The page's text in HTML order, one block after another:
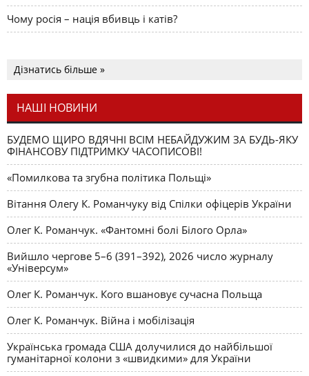
Чому росія – нація вбивць і катів?
Дізнатись більше »
НАШІ НОВИНИ
БУДЕМО ЩИРО ВДЯЧНІ ВСІМ НЕБАЙДУЖИМ ЗА БУДЬ-ЯКУ
ФІНАНСОВУ ПІДТРИМКУ ЧАСОПИСОВІ!
«Помилкова та згубна політика Польщі»
Вітання Олегу К. Романчуку від Спілки офіцерів України
Олег К. Романчук. «Фантомні болі Білого Орла»
Вийшло чергове 5–6 (391–392), 2026 число журналу
«Універсум»
Олег К. Романчук. Кого вшановує сучасна Польща
Олег К. Романчук. Війна і мобілізація
Українська громада США долучилися до найбільшої
гуманітарної колони з «швидкими» для України